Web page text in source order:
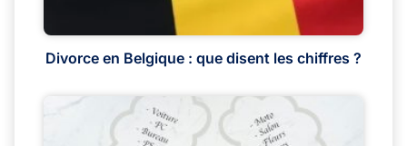
Divorce en Belgique : que disent les chiffres ?